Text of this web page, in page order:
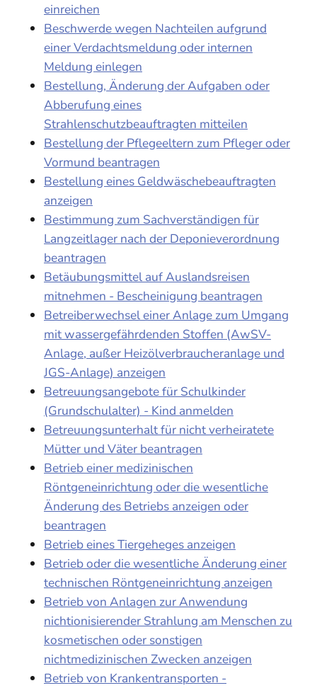
einreichen
Beschwerde wegen Nachteilen aufgrund
einer Verdachtsmeldung oder internen
Meldung einlegen
Bestellung, Änderung der Aufgaben oder
Abberufung eines
Strahlenschutzbeauftragten mitteilen
Bestellung der Pflegeeltern zum Pfleger oder
Vormund beantragen
Bestellung eines Geldwäschebeauftragten
anzeigen
Bestimmung zum Sachverständigen für
Langzeitlager nach der Deponieverordnung
beantragen
Betäubungsmittel auf Auslandsreisen
mitnehmen - Bescheinigung beantragen
Betreiberwechsel einer Anlage zum Umgang
mit wassergefährdenden Stoffen (AwSV-
Anlage, außer Heizölverbraucheranlage und
JGS-Anlage) anzeigen
Betreuungsangebote für Schulkinder
(Grundschulalter) - Kind anmelden
Betreuungsunterhalt für nicht verheiratete
Mütter und Väter beantragen
Betrieb einer medizinischen
Röntgeneinrichtung oder die wesentliche
Änderung des Betriebs anzeigen oder
beantragen
Betrieb eines Tiergeheges anzeigen
Betrieb oder die wesentliche Änderung einer
technischen Röntgeneinrichtung anzeigen
Betrieb von Anlagen zur Anwendung
nichtionisierender Strahlung am Menschen zu
kosmetischen oder sonstigen
nichtmedizinischen Zwecken anzeigen
Betrieb von Krankentransporten -